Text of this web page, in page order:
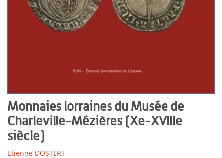
Monnaies lorraines du Musée de
Charleville-Mézières (Xe-XVIIIe
siècle)
Etienne DOSTERT